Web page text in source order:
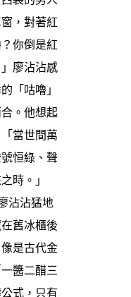
，對著紅
你倒是紅
廖沾沾感
「咕嚕」
。他想起
當世間萬
恒綠、聲
時。」
沾沾猛地
舊冰櫃後
是古代金
醬二醋三
式，只有